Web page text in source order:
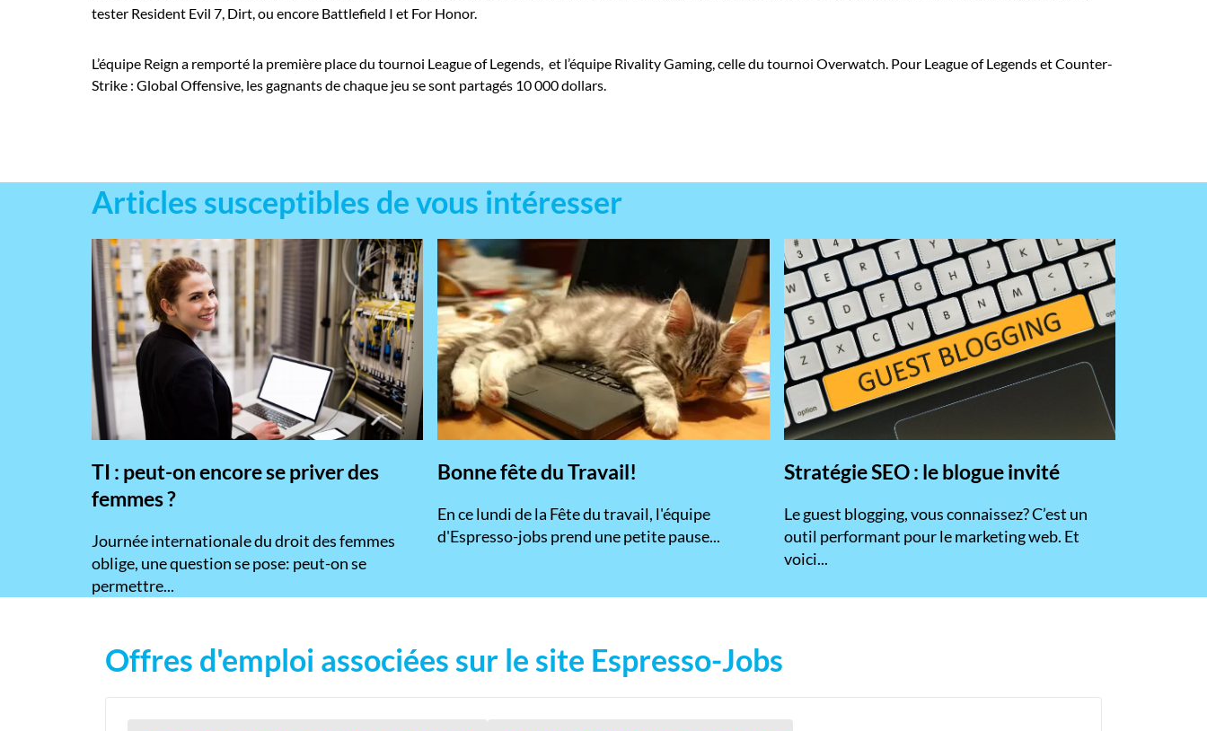
tester Resident Evil 7, Dirt, ou encore Battlefield I et For Honor.
L’équipe Reign a remporté la première place du tournoi League of Legends, et l’équipe Rivality Gaming, celle du tournoi Overwatch. Pour League of Legends et Counter-
Strike : Global Offensive, les gagnants de chaque jeu se sont partagés 10 000 dollars.
Articles susceptibles de vous intéresser
TI : peut-on encore se priver des
femmes ?
​Journée internationale du droit des femmes
oblige, une question se pose: peut-on se
permettre...
Bonne fête du Travail!
En ce lundi de la Fête du travail, l'équipe
d'Espresso-jobs prend une petite pause...
Stratégie SEO : le blogue invité
​Le guest blogging, vous connaissez? C’est un
outil performant pour le marketing web. Et
voici...
Offres d'emploi associées sur le site Espresso-Jobs